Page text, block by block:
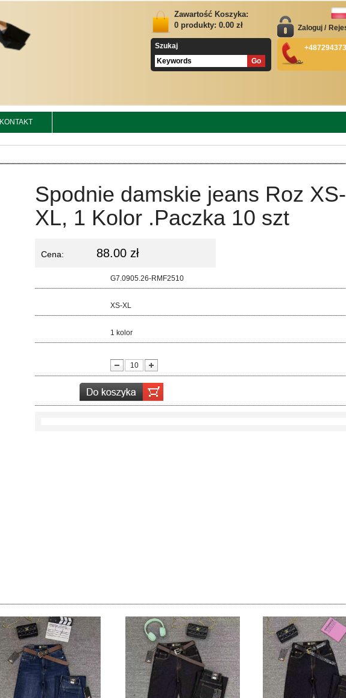
Zawartość Koszyka:
0 produkty: 0.00 zł
Szukaj
Zaloguj /
KONTAKT
Spodnie damskie jeans Roz XS-
XL, 1 Kolor .Paczka 10 szt
Cena: 88.00 zł
G7.0905.26-RMF2510
XS-XL
1 kolor